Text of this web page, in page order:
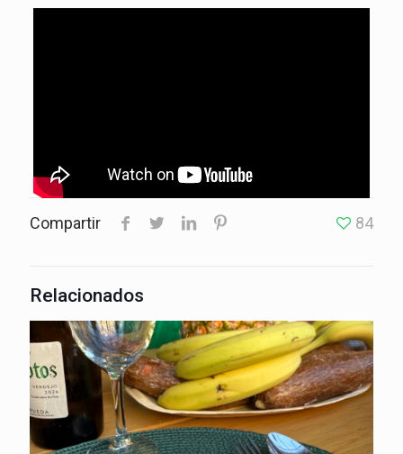
Compartir 84
Relacionados